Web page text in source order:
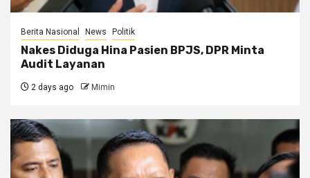
Berita Nasional News Politik
Nakes Diduga Hina Pasien BPJS, DPR Minta
Audit Layanan
2 days ago Mimin